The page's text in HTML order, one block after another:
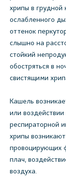
хрипы в грудной
ослабленного
оттенок
слышно на
стойкий
обостряться в
свистящими
Кашель
или
респираторной
хрипы
провоцирующих
плач,
воздуха.